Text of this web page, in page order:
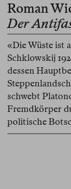
Roman
Der
«Die Wüste ist
Schklowskij
dessen
schwebt
Fremdkörper
politische